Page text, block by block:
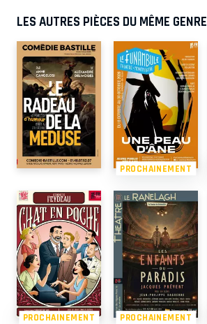
LES AUTRES PIÈCES DU MÊME GENRE
PROCHAINEMENT
PROCHAINEMENT PROCHAINEMENT